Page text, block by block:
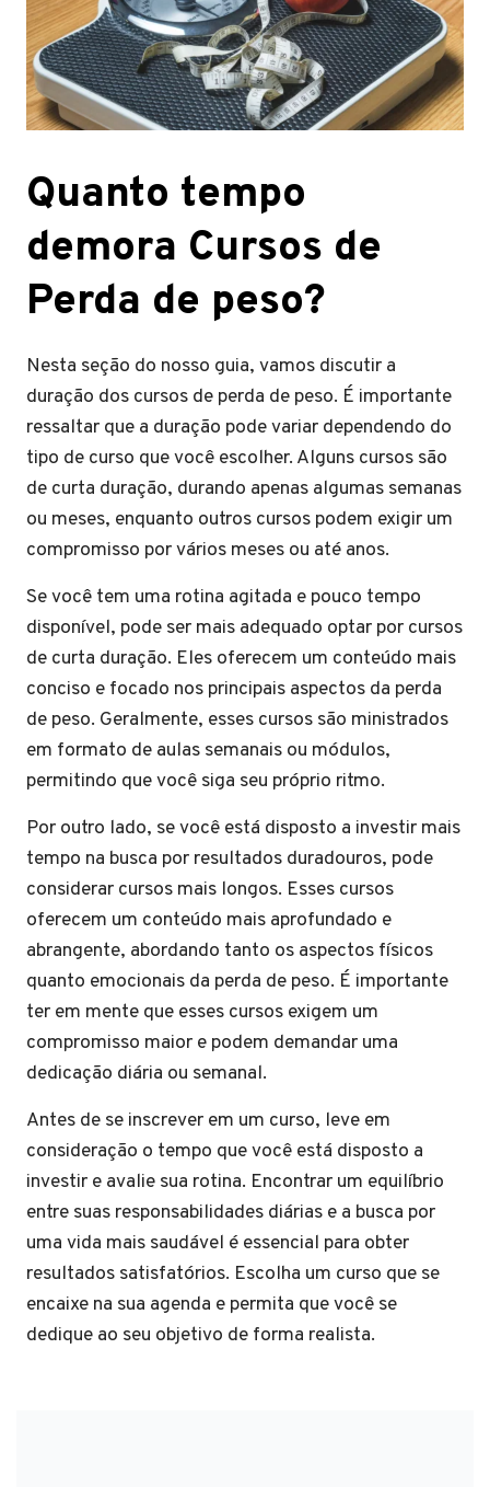
Quanto tempo
demora Cursos de
Perda de peso?
Nesta seção do nosso guia, vamos discutir a
duração dos cursos de perda de peso. É importante
ressaltar que a duração pode variar dependendo do
tipo de curso que você escolher. Alguns cursos são
de curta duração, durando apenas algumas semanas
ou meses, enquanto outros cursos podem exigir um
compromisso por vários meses ou até anos.
Se você tem uma rotina agitada e pouco tempo
disponível, pode ser mais adequado optar por cursos
de curta duração. Eles oferecem um conteúdo mais
conciso e focado nos principais aspectos da perda
de peso. Geralmente, esses cursos são ministrados
em formato de aulas semanais ou módulos,
permitindo que você siga seu próprio ritmo.
Por outro lado, se você está disposto a investir mais
tempo na busca por resultados duradouros, pode
considerar cursos mais longos. Esses cursos
oferecem um conteúdo mais aprofundado e
abrangente, abordando tanto os aspectos físicos
quanto emocionais da perda de peso. É importante
ter em mente que esses cursos exigem um
compromisso maior e podem demandar uma
dedicação diária ou semanal.
Antes de se inscrever em um curso, leve em
consideração o tempo que você está disposto a
investir e avalie sua rotina. Encontrar um equilíbrio
entre suas responsabilidades diárias e a busca por
uma vida mais saudável é essencial para obter
resultados satisfatórios. Escolha um curso que se
encaixe na sua agenda e permita que você se
dedique ao seu objetivo de forma realista.